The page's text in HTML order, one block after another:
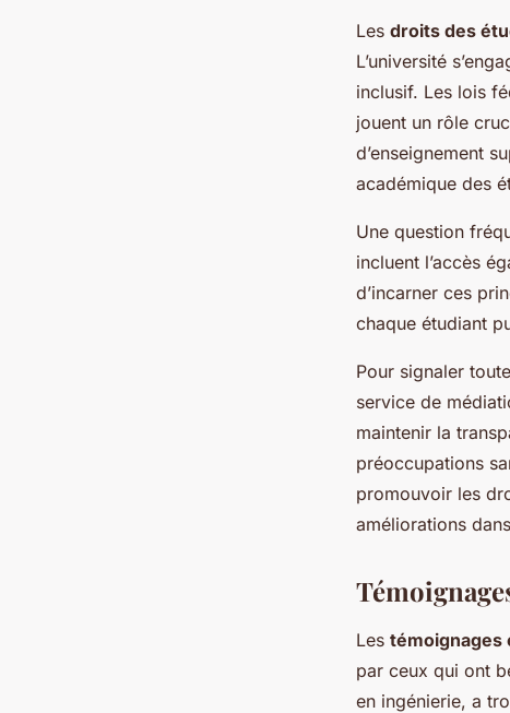
Les droits des
L’université
inclusif. Les lois
jouent un rôle
d’enseignement
académique des
Une question
incluent l’accès
d’incarner ces
chaque étudiant
Pour signaler toute
service de
maintenir la
préoccupations
promouvoir les
améliorations
Les témoignages
par ceux qui ont
en ingénierie, a